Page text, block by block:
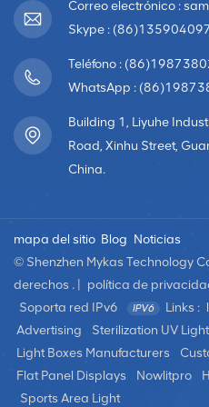
luz, que es delgada,
yimágenes brillantes. Se
escénicas,grandes centros
campos. pantalla LED de
instalar repetidamente.El
y delgado, lo que ahorra
en cualquier dirección y
alquiler es adecuada para
bares, auditorios, grandes
de muros cortina, etc.
especialLas pantallas LED
especiales son módulos
personalizadas y luego
diferentesformas. Las
especiales tienen formas
representación y un fuerte
Correo electrónico :
Skype :
Teléfono :
WhatsApp :
Building 1, Liyuhe
Road, Xinhu Street,
China.
mapa del sitio Blog Noticias
© Shenzhen Mykas Technology
derechos . |
política de
Soporta red IPv6
Links :
Advertising
Sterilization UV
Light Boxes Manufacturers
Flat Panel Displays
Nowlitpro
Sports Area Light